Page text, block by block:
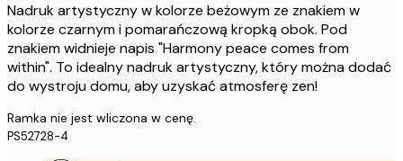
Nadruk artystyczny w kolorze beżowym ze znakiem w
kolorze czarnym i pomarańczową kropką obok. Pod
znakiem widnieje napis "Harmony peace comes from
within". To idealny nadruk artystyczny, który można dodać
do wystroju domu, aby uzyskać atmosferę zen!
Ramka nie jest wliczona w cenę.
PS52728-4